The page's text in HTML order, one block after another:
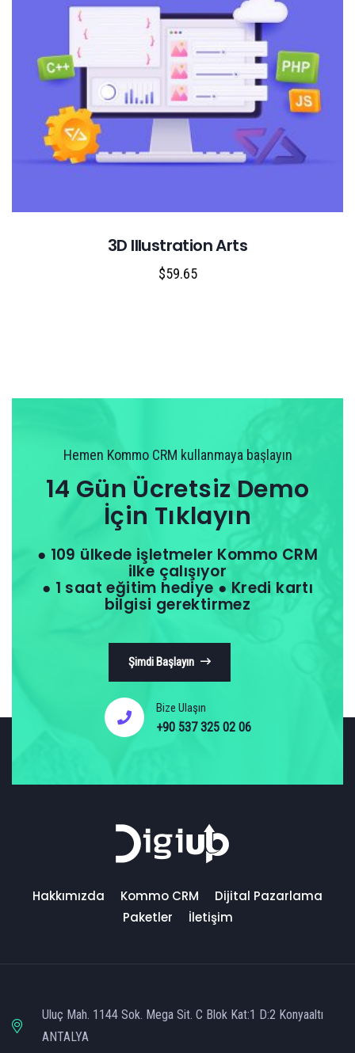
3D Illustration Arts
$59.65
Hemen Kommo CRM kullanmaya başlayın
14 Gün Ücretsiz Demo
İçin Tıklayın
● 109 ülkede işletmeler Kommo CRM
ilke çalışıyor
● 1 saat eğitim hediye ● Kredi kartı
bilgisi gerektirmez
Şimdi Başlayın
Bize Ulaşın
+90 537 325 02 06
Hakkımızda Kommo CRM
Dijital Pazarlama
Paketler
İletişim
Uluç Mah. 1144 Sok. Mega Sit. C Blok Kat:1 D:2 Konyaaltı
ANTALYA